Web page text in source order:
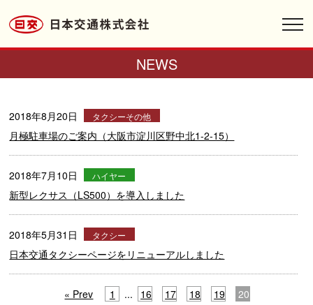
NEWS
2018年8月20日 タクシーその他
月極駐車場のご案内（大阪市淀川区野中北1-2-15）
2018年7月10日 ハイヤー
新型レクサス（LS500）を導入しました
2018年5月31日 タクシー
日本交通タクシーページをリニューアルしました
« Prev 1 ... 16 17 18 19 20